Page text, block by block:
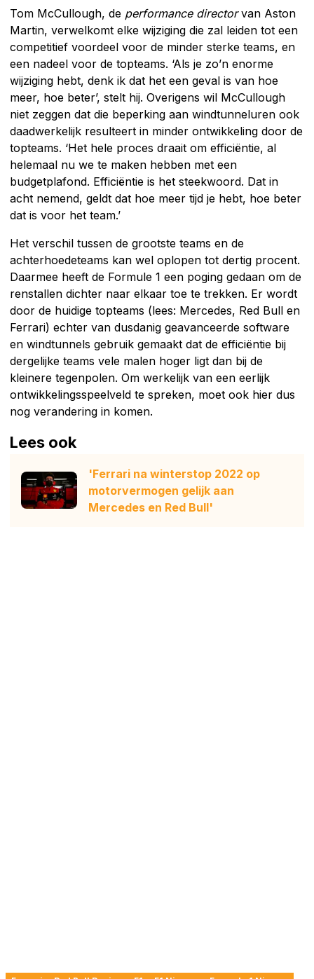
Tom McCullough, de performance directorvan Aston
Martin, verwelkomt elke wijziging die zal leiden tot een
competitief voordeel voor de minder sterke teams, en
een nadeel voor de topteams. ‘Als je zo’n enorme
wijziging hebt, denk ik dat het een geval is van hoe
meer, hoe beter’, stelt hij. Overigens wil McCullough
niet zeggen dat die beperking aan windtunneluren ook
daadwerkelijk resulteert in minder ontwikkeling door de
topteams. ‘Het hele proces draait om efficiëntie, al
helemaal nu we te maken hebben met een
budgetplafond. Efficiëntie is het steekwoord. Dat in
acht nemend, geldt dat hoe meer tijd je hebt, hoe beter
dat is voor het team.’
Het verschil tussen de grootste teams en de
achterhoedeteams kan wel oplopen tot dertig procent.
Daarmee heeft de Formule 1 een poging gedaan om de
renstallen dichter naar elkaar toe te trekken. Er wordt
door de huidige topteams (lees: Mercedes, Red Bull en
Ferrari) echter van dusdanig geavanceerde software
en windtunnels gebruik gemaakt dat de efficiëntie bij
dergelijke teams vele malen hoger ligt dan bij de
kleinere tegenpolen. Om werkelijk van een eerlijk
ontwikkelingsspeelveld te spreken, moet ook hier dus
nog verandering in komen.
Lees ook
'Ferrari na winterstop 2022 op
motorvermogen gelijk aan
Mercedes en Red Bull'